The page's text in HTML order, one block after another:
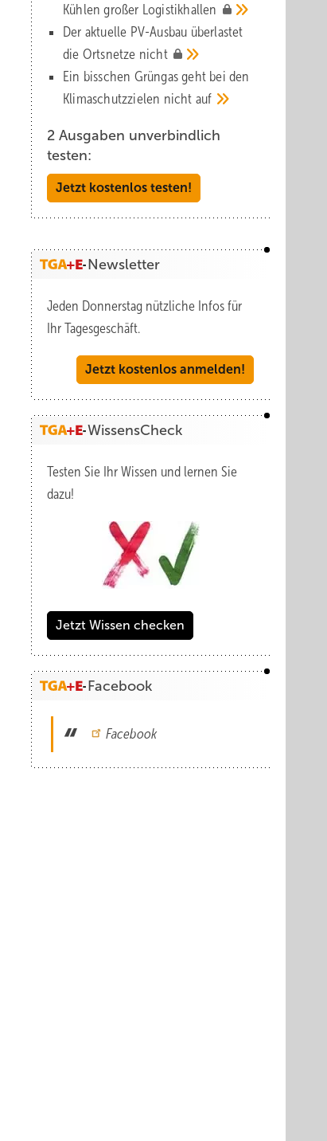
Kühlen großer Logistik­hallen
Der aktuelle PV-Ausbau über­lastet
die Orts­netze nicht
Ein bisschen Grüngas geht bei den
Klima­schutz­zielen nicht auf
2 Ausgaben unverbindlich
testen:
Jetzt kostenlos testen!
Newsletter
Jeden Donnerstag nützliche Infos für
Ihr Tagesgeschäft.
Jetzt kostenlos anmelden!
WissensCheck
Testen Sie Ihr Wissen und lernen Sie
dazu!
Jetzt Wissen checken
Facebook
Facebook